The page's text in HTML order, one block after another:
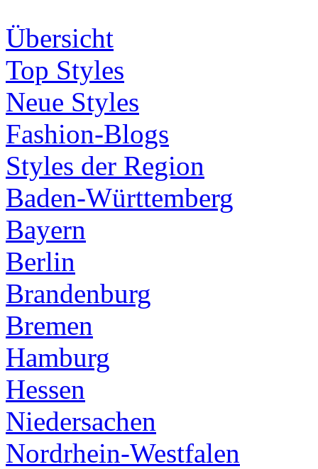
Übersicht
Top Styles
Neue Styles
Fashion-Blogs
Styles der Region
Baden-Württemberg
Bayern
Berlin
Brandenburg
Bremen
Hamburg
Hessen
Niedersachen
Nordrhein-Westfalen